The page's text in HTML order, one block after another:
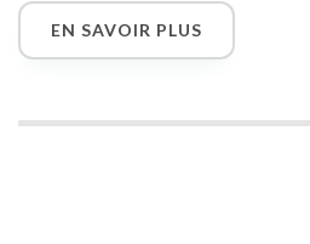
fête fantomatique.
EN SAVOIR PLUS